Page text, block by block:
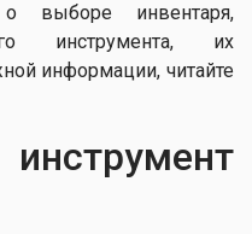
выборе инвентаря,
инструмента, их
информации, читайте